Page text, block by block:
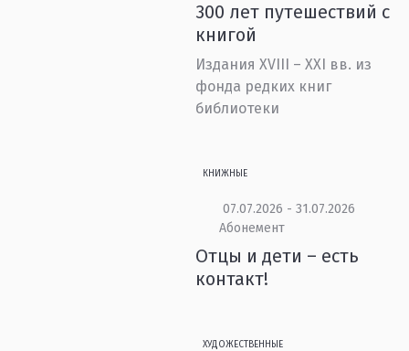
300 лет путешествий с
книгой
Издания XVIII – XXI вв. из
фонда редких книг
библиотеки
КНИЖНЫЕ
07.07.2026 - 31.07.2026
Абонемент
Отцы и дети – есть
контакт!
ХУДОЖЕСТВЕННЫЕ